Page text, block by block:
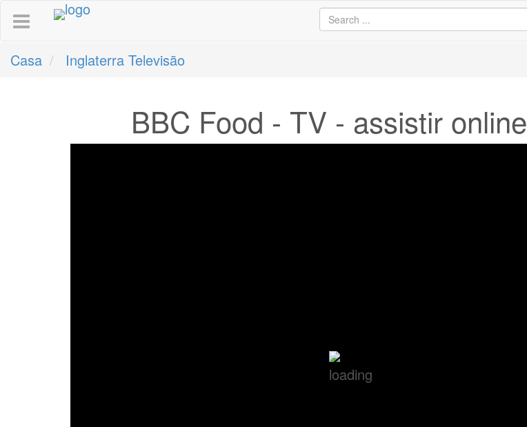
Casa Inglaterra Televisão
BBC Food - TV - assistir online